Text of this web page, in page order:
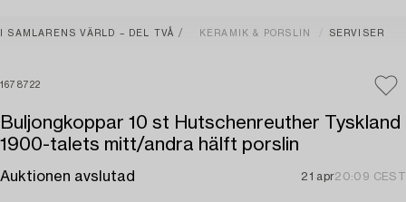
I SAMLARENS VÄRLD – DEL TVÅ KERAMIK & PORSLIN SERVISER
1678722
Buljongkoppar 10 st Hutschenreuther Tyskland
1900-talets mitt/andra hälft porslin
Auktionen avslutad 21 apr20:09 CEST